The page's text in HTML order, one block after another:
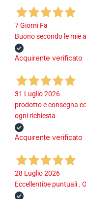
7 Giorni Fa
Buono secondo le mie
Acquirente verificato
31 Luglio 2026
prodotto e consegna
ogni richiesta
Acquirente verificato
28 Luglio 2026
Eccellentibe puntuali .